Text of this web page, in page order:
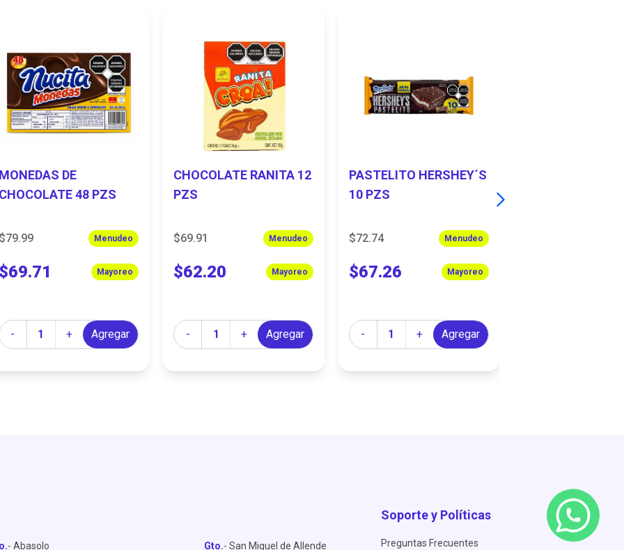
MONEDAS DE
CHOCOLATE 48 PZS
$79.99 Menudeo
$69.71 Mayoreo
-
Cantidad + Agregar
CHOCOLATE RANITA 12
PZS
$69.91 Menudeo
$62.20 Mayoreo
-
Cantidad + Agregar
PASTELITO HERSHEY´S
10 PZS
$72.74 Menudeo
$67.26 Mayoreo
-
Cantidad + Agregar
- Abasolo Gto.- San Miguel de Allende
Soporte y Políticas
Preguntas Frecuentes